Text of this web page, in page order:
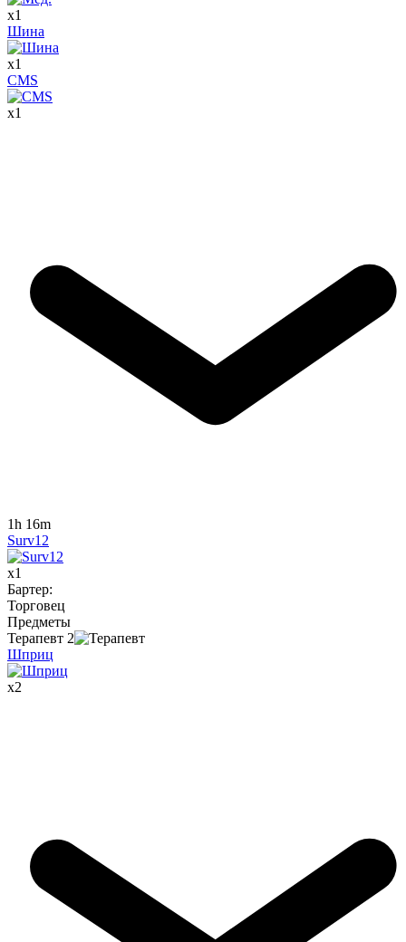
x1
Шина
x1
CMS
x1
1h 16m
Surv12
x1
Бартер:
Торговец
Предметы
Терапевт 2
Шприц
x2